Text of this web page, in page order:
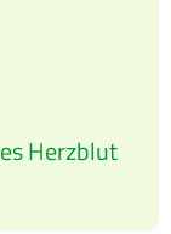
Herzblut